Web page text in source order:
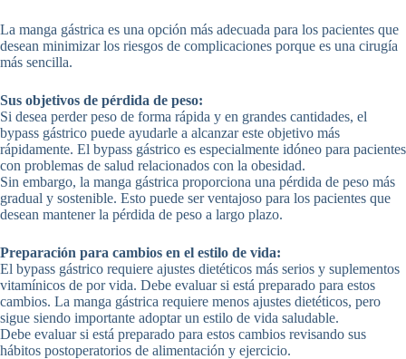
La manga gástrica es una opción más adecuada para los pacientes que
desean minimizar los riesgos de complicaciones porque es una cirugía
más sencilla.
Sus objetivos de pérdida de peso:
Si desea perder peso de forma rápida y en grandes cantidades, el
bypass gástrico puede ayudarle a alcanzar este objetivo más
rápidamente. El bypass gástrico es especialmente idóneo para pacientes
con problemas de salud relacionados con la obesidad.
Sin embargo, la manga gástrica proporciona una pérdida de peso más
gradual y sostenible. Esto puede ser ventajoso para los pacientes que
desean mantener la pérdida de peso a largo plazo.
Preparación para cambios en el estilo de vida:
El bypass gástrico requiere ajustes dietéticos más serios y suplementos
vitamínicos de por vida. Debe evaluar si está preparado para estos
cambios. La manga gástrica requiere menos ajustes dietéticos, pero
sigue siendo importante adoptar un estilo de vida saludable.
Debe evaluar si está preparado para estos cambios revisando sus
hábitos postoperatorios de alimentación y ejercicio.